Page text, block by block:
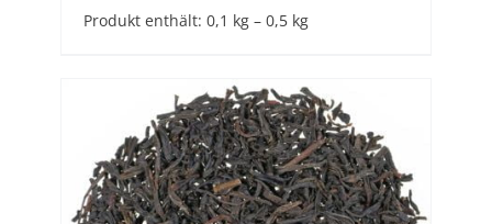
Produkt enthält: 0,1 kg – 0,5 kg